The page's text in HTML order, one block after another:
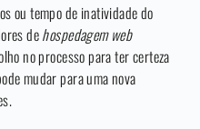
ou tempo de inatividade do
dehospedagem web
no processo para ter certeza
mudar para uma nova